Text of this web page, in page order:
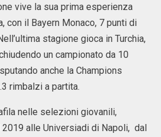
vive la sua prima esperienza
con il Bayern Monaco, 7 punti di
stagione gioca in Turchia,
un campionato da 10
anche la Champions
rimbalzi a partita.
nelle selezioni giovanili,
alle Universiadi di Napoli, dal